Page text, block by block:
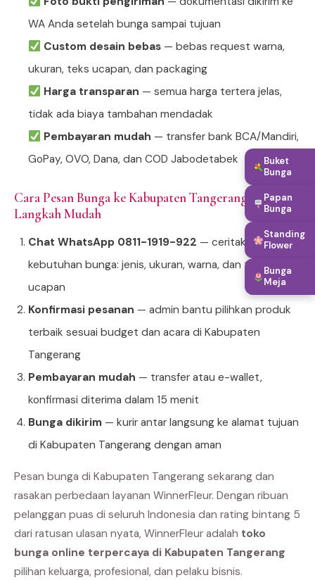
WA Anda setelah bunga sampai tujuan
Custom desain bebas— bebas request warna,
ukuran, teks ucapan, dan packaging
Harga transparan — semua harga tertera jelas,
tidak ada biaya tambahan mendadak
Pembayaran mudah — transfer bank BCA/Mandiri,
GoPay, OVO, Dana, dan COD Jabodetabek
Cara Pesan Bunga ke Kabupaten Tangerang — 4
Langkah Mudah
Chat WhatsApp 0811-1919-922 — ceritakan
kebutuhan bunga: jenis, ukuran, warna, dan teks
ucapan
Konfirmasi pesanan — admin bantu pilihkan produk
terbaik sesuai budget dan acara di Kabupaten
Tangerang
Pembayaran mudah — transfer atau e-wallet,
konfirmasi diterima dalam 15 menit
Bunga dikirim — kurir antar langsung ke alamat tujuan
di Kabupaten Tangerang dengan aman
Pesan bunga di Kabupaten Tangerang sekarang dan
rasakan perbedaan layanan WinnerFleur. Dengan ribuan
pelanggan puas di seluruh Indonesia dan rating bintang 5
dari ratusan ulasan nyata, WinnerFleur adalah toko
bunga online terpercaya di Kabupaten Tangerang
pilihan keluarga, profesional, dan pelaku bisnis.
Buket
Bunga
Papan
Bunga
Standing
Flower
Bunga
Meja